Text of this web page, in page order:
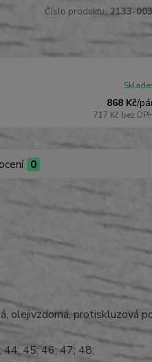
Číslo produktu: 2133-
868 Kč/
717 Kč bez
0
olejivzdorná, protiskluzová
45; 46; 47; 48;